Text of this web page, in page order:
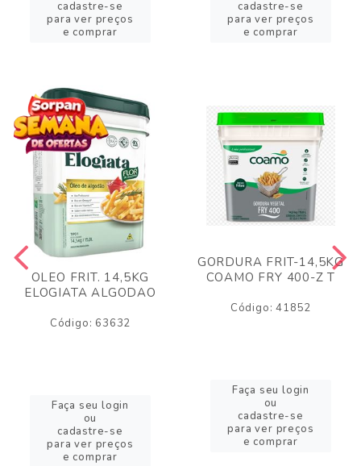
cadastre-se
para ver preços
e comprar
cadastre-se
para ver preços
e comprar
OLEO FRIT. 14,5KG
ELOGIATA ALGODAO
Código: 63632
Faça seu login
ou
cadastre-se
para ver preços
e comprar
GORDURA FRIT-14,5KG
COAMO FRY 400-Z T
Código: 41852
Faça seu login
ou
cadastre-se
para ver preços
e comprar